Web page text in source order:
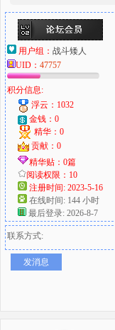
用户组： 战斗矮人
UID： 47757
积分信息:
浮云：1032
金钱：0
精华：0
贡献：0
精华贴：0篇
阅读权限：10
注册时间: 2023-5-16
在线时间: 144 小时
最后登录: 2026-8-7
联系方式:
发消息